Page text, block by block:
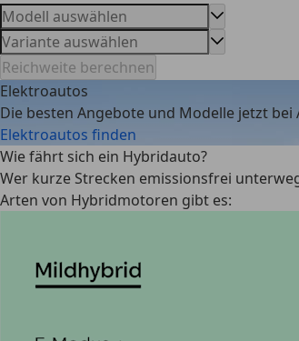
Reichweite berechnen
Elektroautos
Die besten Angebote und Modelle jetzt bei
Elektroautos finden
Wie fährt sich ein Hybridauto?
Wer kurze Strecken emissionsfrei
Arten von Hybridmotoren gibt es: